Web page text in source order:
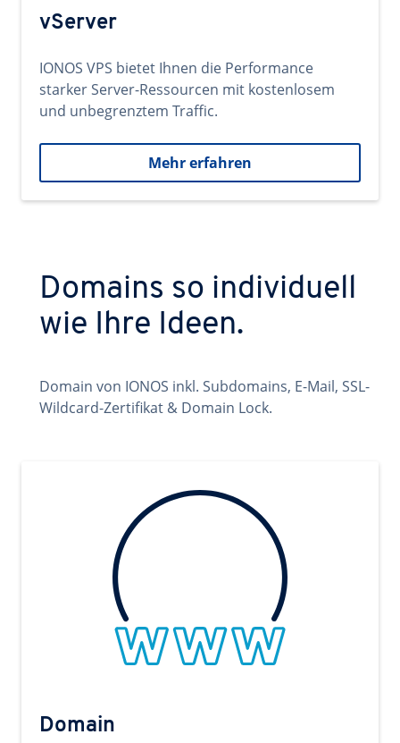
vServer
IONOS VPS bietet Ihnen die Performance
starker Server-Ressourcen mit kostenlosem
und unbegrenztem Traffic.
Mehr erfahren
Domains so individuell
wie Ihre Ideen.
Domain von IONOS inkl. Subdomains, E-Mail, SSL-
Wildcard-Zertifikat & Domain Lock.
Domain